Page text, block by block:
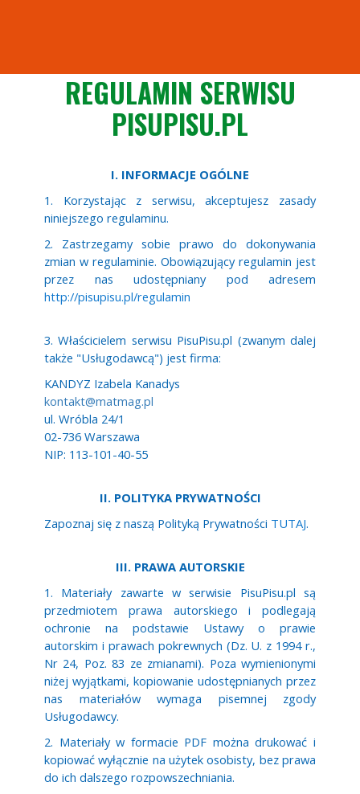
REGULAMIN SERWISU
PISUPISU.PL
I. INFORMACJE OGÓLNE
1. Korzystając z serwisu, akceptujesz zasady
niniejszego regulaminu.
2. Zastrzegamy sobie prawo do dokonywania
zmian w regulaminie. Obowiązujący regulamin jest
przez nas udostępniany pod adresem
http://pisupisu.pl/regulamin
3. Właścicielem serwisu PisuPisu.pl (zwanym dalej
także "Usługodawcą") jest firma:
KANDYZ Izabela Kanadys
kontakt@matmag.pl
ul. Wróbla 24/1
02-736 Warszawa
NIP: 113-101-40-55
II. POLITYKA PRYWATNOŚCI
Zapoznaj się z naszą Polityką Prywatności TUTAJ.
III. PRAWA AUTORSKIE
1. Materiały zawarte w serwisie PisuPisu.pl są
przedmiotem prawa autorskiego i podlegają
ochronie na podstawie Ustawy o prawie
autorskim i prawach pokrewnych (Dz. U. z 1994 r.,
Nr 24, Poz. 83 ze zmianami). Poza wymienionymi
niżej wyjątkami, kopiowanie udostępnianych przez
nas materiałów wymaga pisemnej zgody
Usługodawcy.
2. Materiały w formacie PDF można drukować i
kopiować wyłącznie na użytek osobisty, bez prawa
do ich dalszego rozpowszechniania.